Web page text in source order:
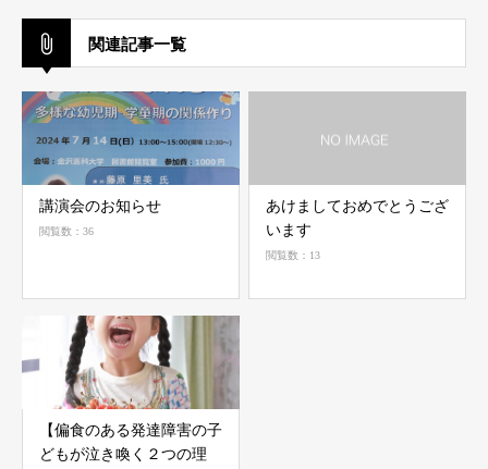
関連記事一覧
講演会のお知らせ
閲覧数：36
あけましておめでとうござ
います
閲覧数：13
【偏食のある発達障害の子
どもが泣き喚く２つの理